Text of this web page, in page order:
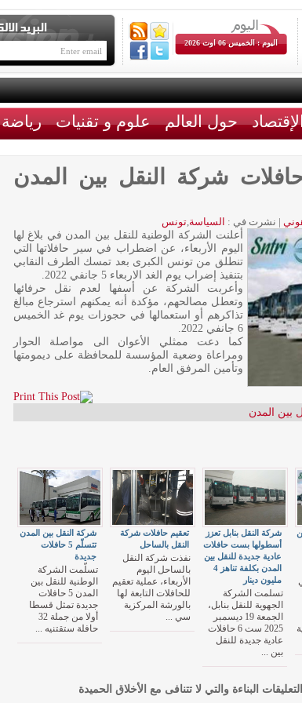
اليوم : الخميس 06 اوت 2026
حول العالم علوم و تقنيات رياضة
شركة النقل بين المدن
| نشرت في : السياسة,تونس
أعلنت الشركة الوطنية للنقل بين المدن في بلاغ لها
اليوم الأربعاء، عن اضطراب في سير حافلاتها التي
تنطلق من تونس الكبرى بعد تمسك الطرف النقابي
بتنفيذ إضراب يوم الغد الاربعاء 5 جانفي 2022.
وأعربت الشركة عن أسفها لعدم نقل حرفائها
وتعطل مصالحهم، مؤكدة أنه يمكنهم استرجاع مبالغ
تذاكرهم أو استعمالها في حجوزات يوم غد الخميس
6 جانفي 2022.
كما دعت ممثلي الأعوان الى مواصلة الحوار
ومراعاة وضعية المؤسسة للمحافظة على ديمومتها
وتأمين المرفق العام.
بين المدن
شركة النقل بين المدن
تتسلّم 5 حافلات
جديدة
تسلّمت الشركة
الوطنية للنقل بين
المدن 5 حافلات
جديدة تمثل قسطا
أولا من جملة 32
حافلة ستقتنيه ...
تعقيم حافلات شركة
النقل بالساحل
نفذت شركة النقل
بالساحل اليوم
الأربعاء، عملية تعقيم
للحافلات التابعة لها
بالورشة المركزية
سي ...
شركة النقل بنابل تعزز
أسطولها بست حافلات
عادية جديدة للنقل بين
المدن بكلفة تناهز 4
مليون دينار
تسلمت الشركة
الجهوية للنقل بنابل،
الجمعة 19 ديسمبر
2025 ست 6 حافلات
عادية جديدة للنقل
بين ...
البناءة والتي لا تتنافى مع الأخلاق الحميدة